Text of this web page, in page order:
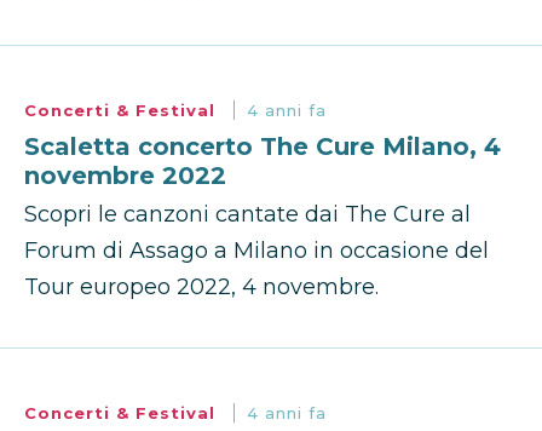
Concerti & Festival 4 anni fa
Scaletta concerto The Cure Milano, 4
novembre 2022
Scopri le canzoni cantate dai The Cure al
Forum di Assago a Milano in occasione del
Tour europeo 2022, 4 novembre.
Concerti & Festival 4 anni fa